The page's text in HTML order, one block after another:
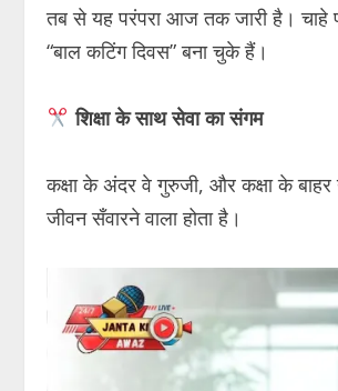
तब से यह परंपरा आज तक जारी है। चाहे
“बाल कटिंग दिवस” बना चुके हैं।
शिक्षा के साथ सेवा का संगम
कक्षा के अंदर वे गुरुजी, और कक्षा के बाहर
जीवन सँवारने वाला होता है।